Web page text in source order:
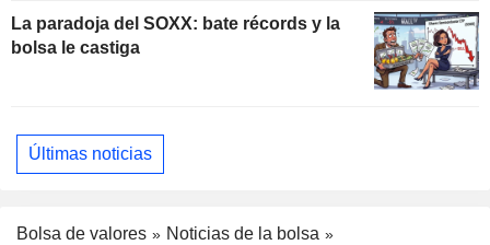
La paradoja del SOXX: bate récords y la
bolsa le castiga
Últimas noticias
Bolsa de valores
Noticias de la bolsa